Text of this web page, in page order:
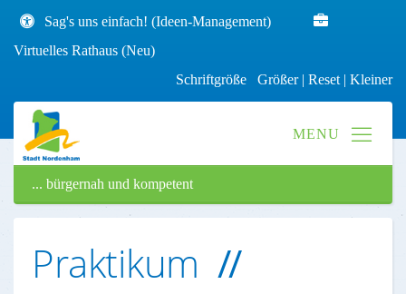
Sag's uns einfach! (Ideen-Management)
Virtuelles Rathaus (Neu)
Schriftgröße Größer| Reset | Kleiner
... bürgernah und kompetent
Praktikum